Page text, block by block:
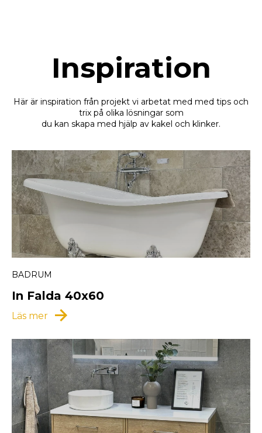
Inspiration
Här är inspiration från projekt vi arbetat med med tips och
trix på olika lösningar som
du kan skapa med hjälp av kakel och klinker.
BADRUM
In Falda 40x60
Läs mer arrow_forward